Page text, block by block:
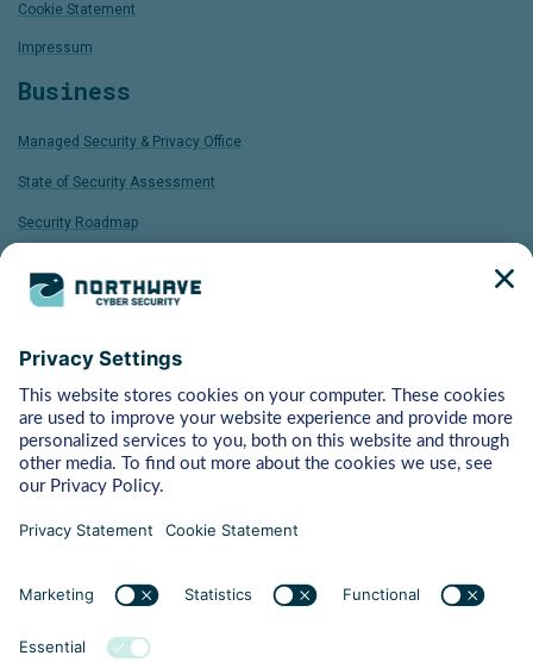
Cookie Statement
Impressum
Business
Managed Security & Privacy Office
State of Security Assessment
Security Roadmap
ISO 27001 FastTrack
Bytes
Managed Detection & Response
Rapid Response
Adversary Simulation
Behaviour
Human Risk Management